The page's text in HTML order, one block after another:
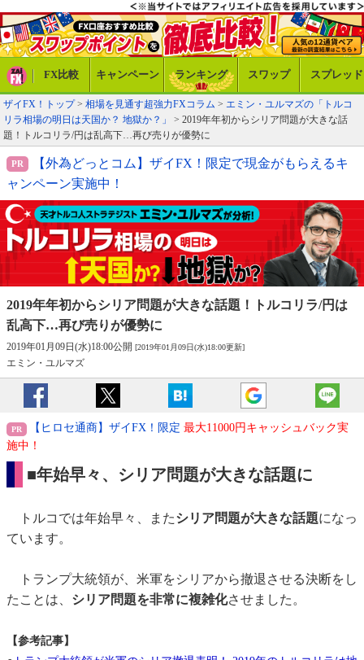
FX比較 キャンペーン ランキング スワップ スプレッド
ザイFX！トップ> 相場を見通す超強力FXコラム > エミン・ユルマズの「トルコ
リラ相場の明日は天国か？ 地獄か？」
> 2019年年初からシリア問題が大きな話
題！トルコリラ/円は乱高下…再び売りが優勢に
【外為どっとコム】ザイFX！限定で現金がもらえるキ
ャンペーン実施中！
2019年年初からシリア問題が大きな話題！
トルコリラ/円は
乱高下…再び売りが優勢に
2019年01月09日(水)18:00公開 [2019年01月09日(水)18:00更新]
エミン・ユルマズ
【ヒロセ通商】ザイFX！限定 最大11000円キャッシュバック実
施中！
■年始早々、シリア問題が大きな話題に
トルコでは年始早々、またシリア問題が大きな話題になっ
ています。
トランプ大統領が、米軍をシリアから撤退させる決断をし
たことは、 シリア問題を非常に複雑化させました。
【参考記事】